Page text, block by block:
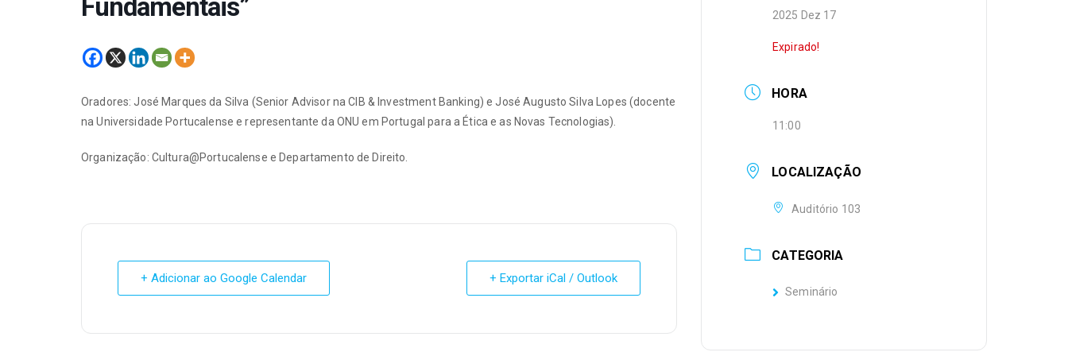
Fundamentais”
Oradores: José Marques da Silva (Senior Advisor na CIB & Investment Banking) e José Augusto Silva Lopes (docente
na Universidade Portucalense e representante da ONU em Portugal para a Ética e as Novas Tecnologias).
Organização: Cultura@Portucalense e Departamento de Direito.
+ Adicionar ao Google Calendar + Exportar iCal / Outlook
2025 Dez 17
Expirado!
HORA
11:00
LOCALIZAÇÃO
Auditório 103
CATEGORIA
Seminário